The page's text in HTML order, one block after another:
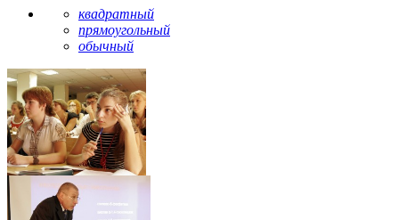
квадратный
прямоугольный
обычный